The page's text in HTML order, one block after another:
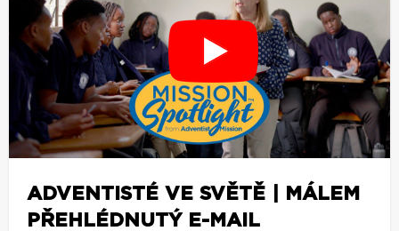
ADVENTISTÉ VE SVĚTĚ | MÁLEM
PŘEHLÉDNUTÝ E-MAIL